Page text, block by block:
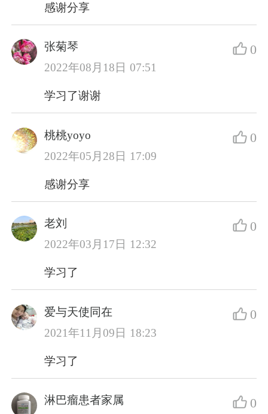
感谢分享
张菊琴
2022年08月18日 07:51
0
学习了谢谢
桃桃yoyo
2022年05月28日 17:09
0
感谢分享
老刘
2022年03月17日 12:32
0
学习了
爱与天使同在
2021年11月09日 18:23
0
学习了
淋巴瘤患者家属
0